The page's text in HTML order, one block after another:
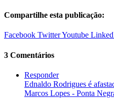
Compartilhe esta publicação:
Facebook TwitterYoutube
3 Comentários
Responder
Ednaldo Rodrigues é
Marcos Lopes - Ponta